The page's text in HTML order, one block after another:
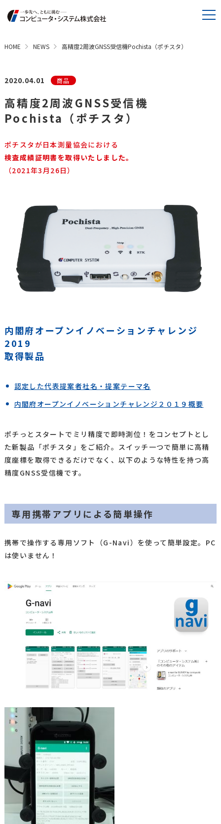
HOME NEWS 高精度2周波GNSS受信機Pochista（ポチスタ）
2020.04.01 商品
高精度2周波GNSS受信機
Pochista（ポチスタ）
ポチスタが日本測量協会における
検査成績証明書を取得いたしました。
（2021年3月26日）
内閣府オープンイノベーションチャレンジ
2019
取得製品
認定した代表提案者社名・提案テーマ名
内閣府オープンイノベーションチャレンジ２０１９概要
ポチっとスタートでミリ精度で即時測位！をコンセプトとし
た新製品「ポチスタ」をご紹介。スイッチ一つで簡単に高精
度座標を取得できるだけでなく、以下のような特性を持つ高
精度GNSS受信機です。
専用携帯アプリによる簡単操作
携帯で操作する専用ソフト（G-Navi）を使って簡単設定。PC
は使いません！